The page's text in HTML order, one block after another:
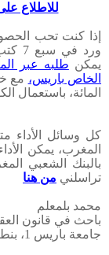
للاطلاع
إذا كنت تحب
يمكن طلبه عبر
الخاص باريس،
المائة، باستعمال
كل وسائل الأداء
المغرب، يمكن
بالبنك الشعبي
تراسلني من هنا
محمد بلمعلم
باحث في قانون
جامعة باريس 1، بنطيون - السوربون